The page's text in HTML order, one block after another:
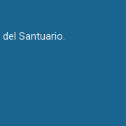
Santuario.